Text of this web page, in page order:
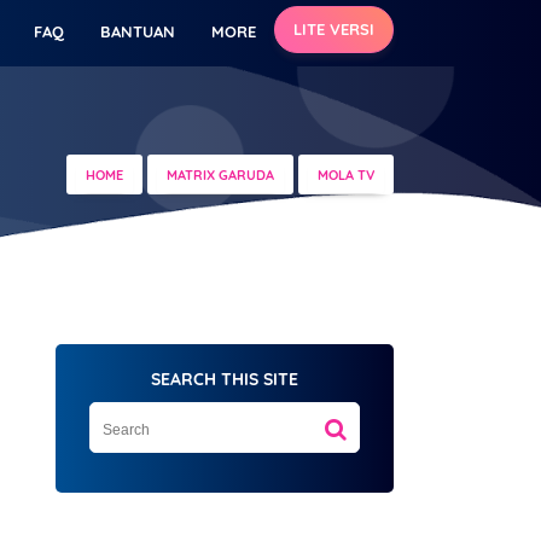
LITE VERSI
FAQ BANTUAN MORE
HOME MATRIX GARUDA MOLA TV
SEARCH THIS SITE